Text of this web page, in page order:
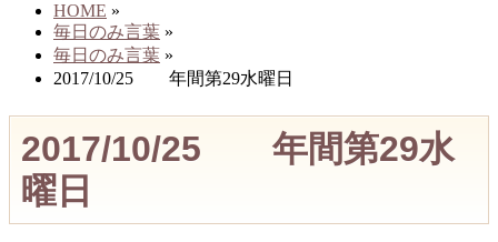
HOME »
毎日のみ言葉 »
毎日のみ言葉 »
2017/10/25 年間第29水曜日
2017/10/25 年間第29水
曜日